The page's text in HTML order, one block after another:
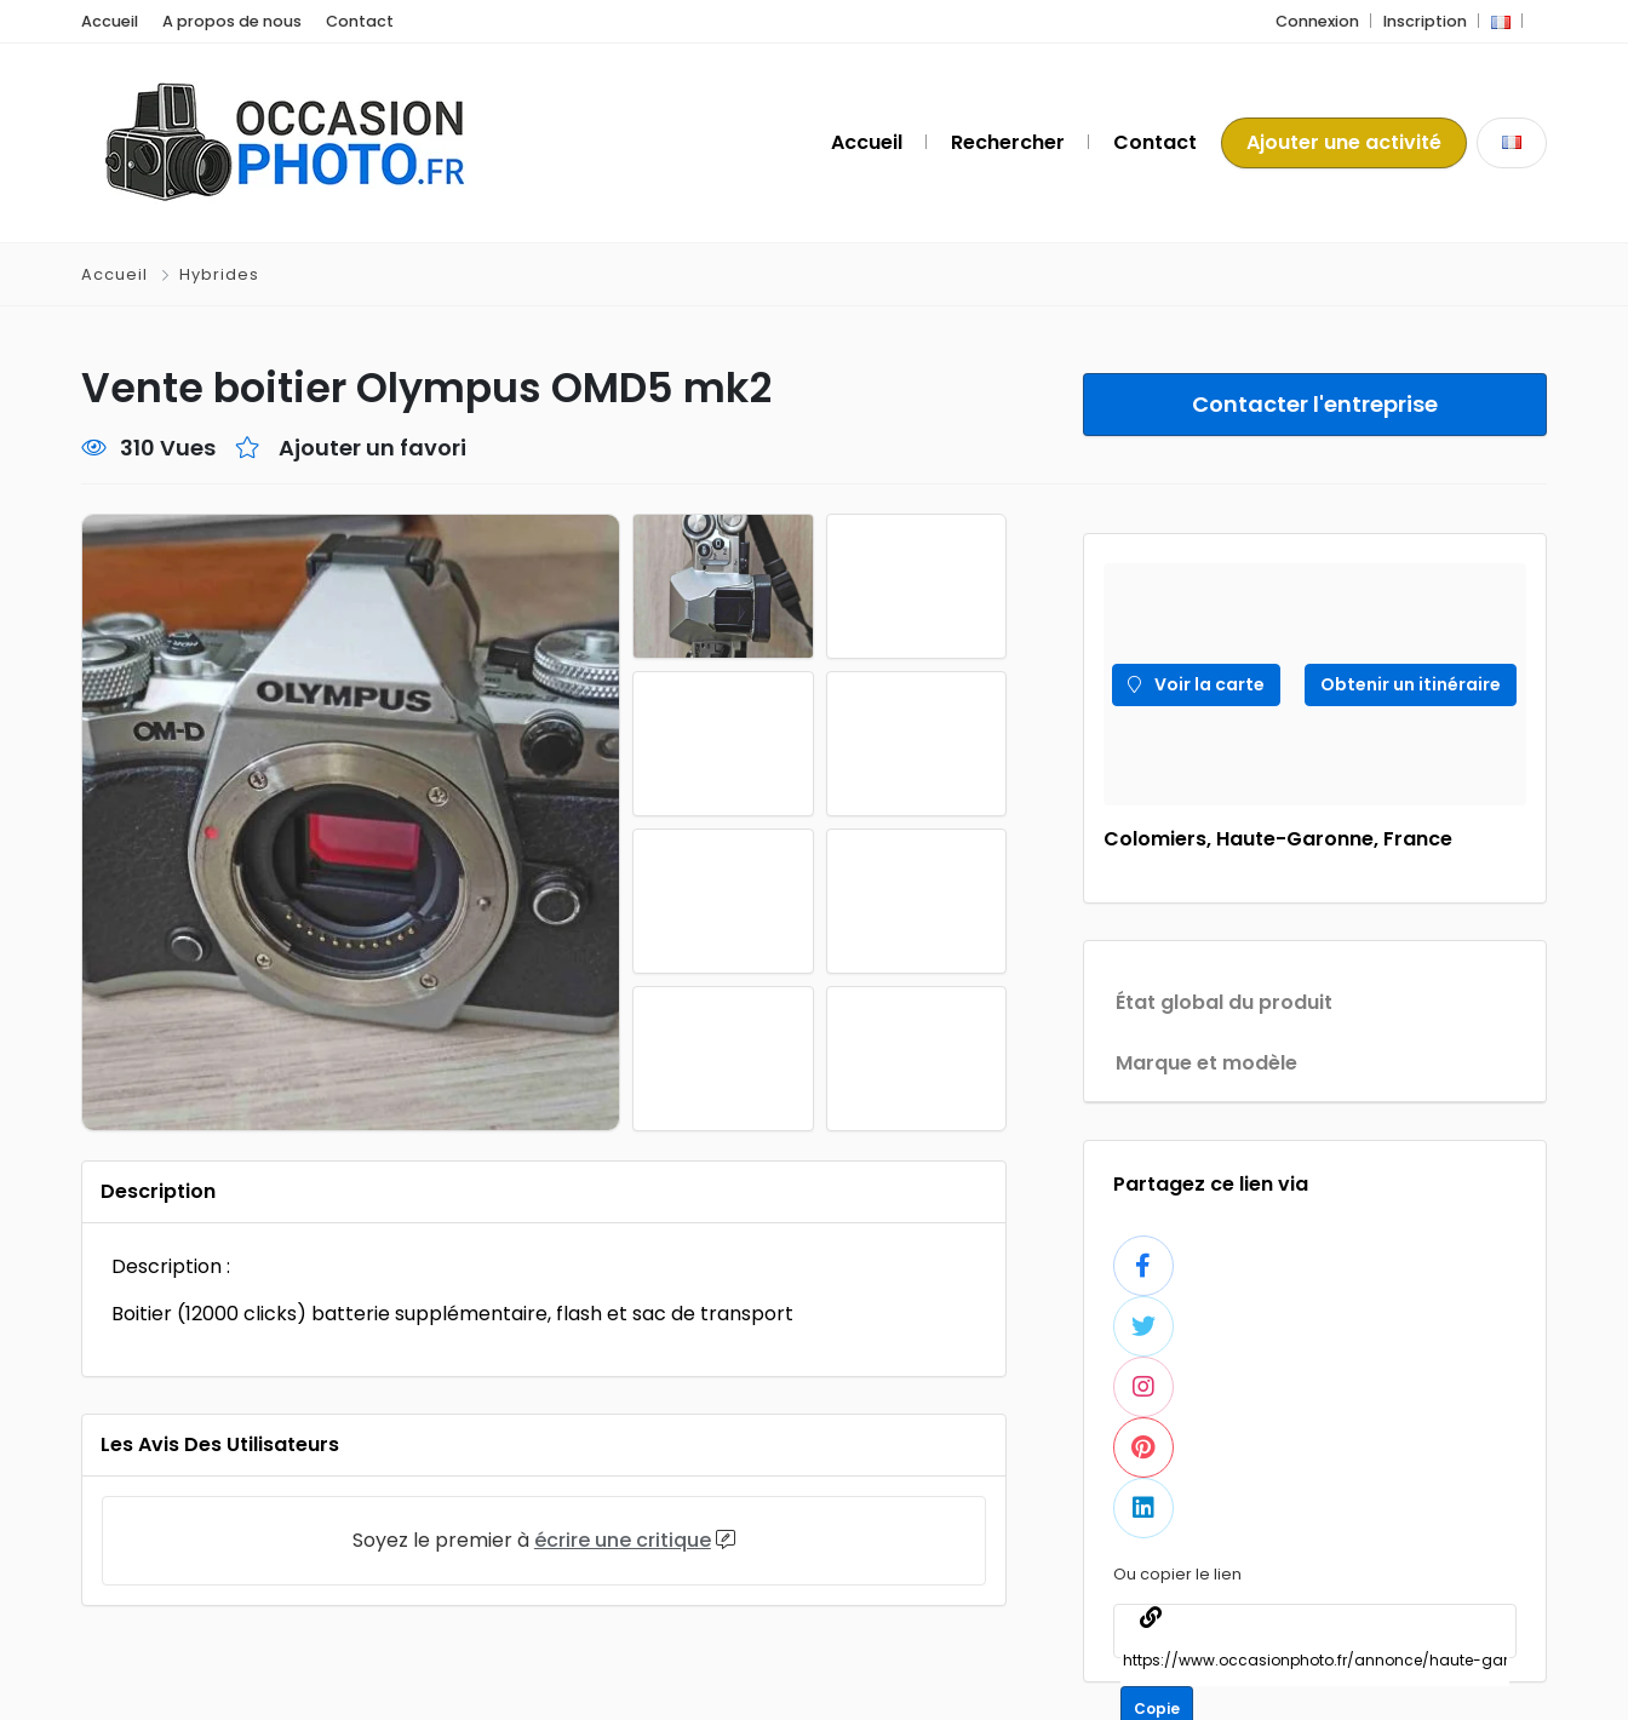
Accueil A propos de nous Contact Connexion Inscription
Accueil Rechercher Contact Ajouter une activité
Accueil Hybrides
Vente boitier Olympus OMD5 mk2
310 Vues Ajouter un favori
Contacter l'entreprise
Voir la carte Obtenir un itinéraire
Colomiers, Haute-Garonne, France
État global du produit
Marque et modèle
Partagez ce lien via
Ou copier le lien
Copie
Description
Description :
Boitier (12000 clicks) batterie supplémentaire, flash et sac de transport
Les Avis Des Utilisateurs
Soyez le premier à écrire une critique